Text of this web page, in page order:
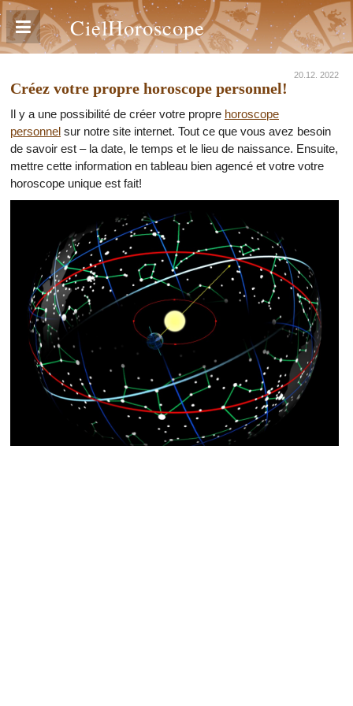
CielHoroscope
20.12. 2022
Créez votre propre horoscope personnel!
Il y a une possibilité de créer votre propre horoscope
personnel sur notre site internet. Tout ce que vous avez besoin
de savoir est – la date, le temps et le lieu de naissance. Ensuite,
mettre cette information en tableau bien agencé et votre votre
horoscope unique est fait!